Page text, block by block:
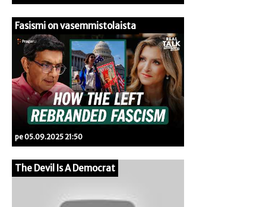
Fasismi on vasemmistolaista
pe 05.09.2025 21:50
The Devil Is A Democrat